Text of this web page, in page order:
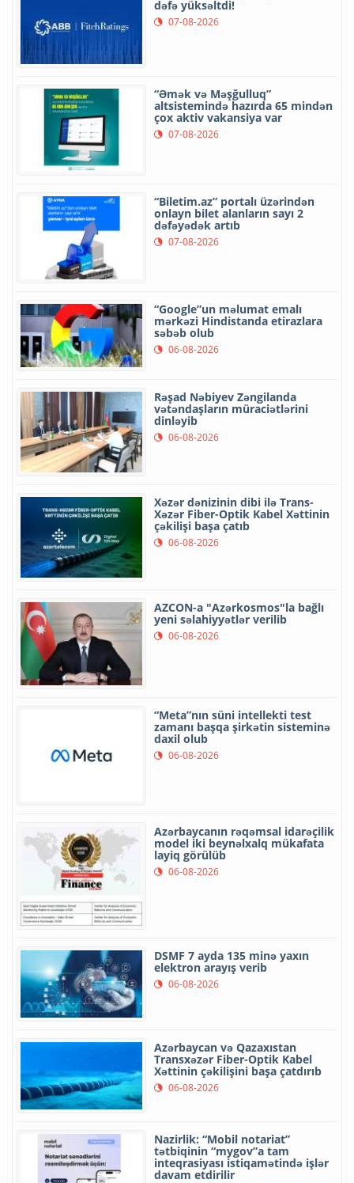
dəfə yüksəltdi!
07-08-2026
“Əmək və Məşğulluq”
altsistemində hazırda 65 mindən
çox aktiv vakansiya var
07-08-2026
“Biletim.az” portalı üzərindən
onlayn bilet alanların sayı 2
dəfəyədək artıb
07-08-2026
“Google”un məlumat emalı
mərkəzi Hindistanda etirazlara
səbəb olub
06-08-2026
Rəşad Nəbiyev Zəngilanda
vətəndaşların müraciətlərini
dinləyib
06-08-2026
Xəzər dənizinin dibi ilə Trans-
Xəzər Fiber-Optik Kabel Xəttinin
çəkilişi başa çatıb
06-08-2026
AZCON-a "Azərkosmos"la bağlı
yeni səlahiyyətlər verilib
06-08-2026
“Meta”nın süni intellekti test
zamanı başqa şirkətin sisteminə
daxil olub
06-08-2026
Azərbaycanın rəqəmsal idarəçilik
model iki beynəlxalq mükafata
layiq görülüb
06-08-2026
DSMF 7 ayda 135 minə yaxın
elektron arayış verib
06-08-2026
Azərbaycan və Qazaxıstan
Transxəzər Fiber-Optik Kabel
Xəttinin çəkilişini başa çatdırıb
06-08-2026
Nazirlik: “Mobil notariat”
tətbiqinin “mygov”a tam
inteqrasiyası istiqamətində işlər
davam etdirilir